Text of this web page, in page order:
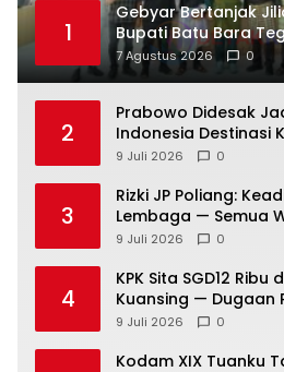
1
Gebyar Bertanjak
Bupati Batu Bara
Melayu Harus Tetap
7 Agustus 2026 0
2
Prabowo Didesak
Indonesia Destinasi
Sutan Nasomal:
9 Juli 2026 0
3
Rizki JP Poliang:
Lembaga — Semua
9 Juli 2026 0
4
KPK Sita SGD12 Ribu
Kuansing — Dugaan
Dana Alih Fungsi
9 Juli 2026 0
Kodam XIX Tuanku